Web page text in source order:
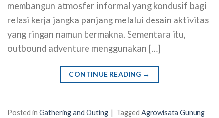
membangun atmosfer informal yang kondusif bagi
relasi kerja jangka panjang melalui desain aktivitas
yang ringan namun bermakna. Sementara itu,
outbound adventure menggunakan […]
CONTINUE READING →
Posted in Gathering and Outing | Tagged Agrowisata Gunung